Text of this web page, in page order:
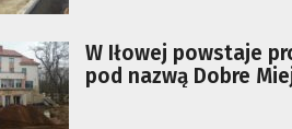
W Iłowej powstaje
pod nazwą Dobre